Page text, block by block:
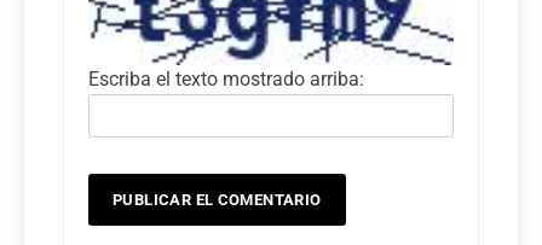
Escriba el texto mostrado arriba: